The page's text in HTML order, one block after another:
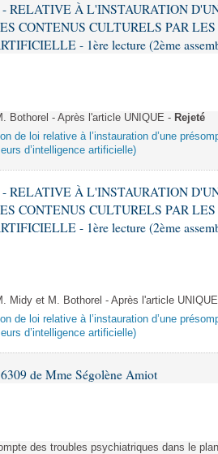
des lois
des lois
- RELATIVE À L'INSTAURATION
CONTENUS CULTURELS PAR LES
- 1ère lecture (2ème
Bothorel - Après l'article UNIQUE - Rejeté
de loi relative à l’instauration d’une
d’intelligence artificielle)
- RELATIVE À L'INSTAURATION
CONTENUS CULTURELS PAR LES
- 1ère lecture (2ème
Midy et M. Bothorel - Après l'article
de loi relative à l’instauration d’une
d’intelligence artificielle)
de Mme Ségolène Amiot
des troubles psychiatriques dans le